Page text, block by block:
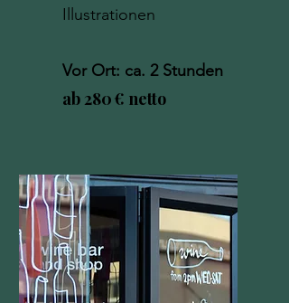
Illustrationen
Vor Ort: ca. 2 Stunden
ab 280 € netto